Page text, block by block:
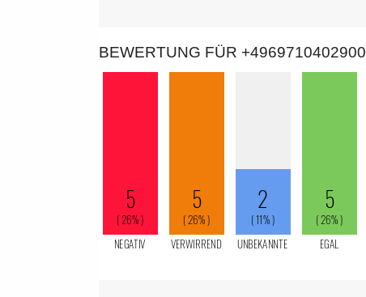
BEWERTUNG FÜR +4969710402900